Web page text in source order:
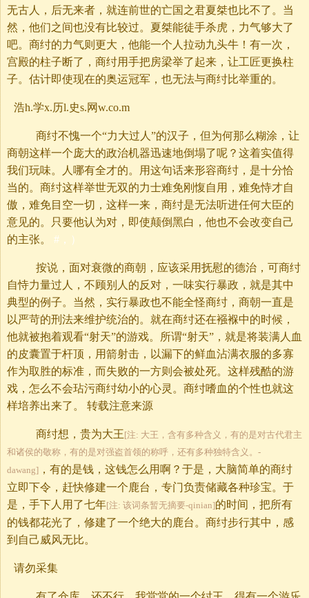
无古人，后无来者，就连前世的亡国之君夏桀也比不了。当
然，他们之间也没有比较过。夏桀能徒手杀虎，力气够大了
吧。商纣的力气则更大，他能一个人拉动九头牛！有一次，
宫殿的柱子断了，商纣用手把房梁举了起来，让工匠更换柱
子。估计即使现在的奥运冠军，也无法与商纣比举重的。
浩h.学x.历l.史s.网w.co.m
商纣不愧一个“力大过人”的汉子，但为何那么糊涂，让
商朝这样一个庞大的政治机器迅速地倒塌了呢？这着实值得
我们玩味。人哪有全才的。用这句话来形容商纣，是十分恰
当的。商纣这样举世无双的力士难免刚愎自用，难免恃才自
傲，难免目空一切，这样一来，商纣是无法听进任何大臣的
意见的。只要他认为对，即使颠倒黑白，他也不会改变自己
的主张。 #，）
按说，面对衰微的商朝，应该采用抚慰的德治，可商纣
自恃力量过人，不顾别人的反对，一味实行暴政，就是其中
典型的例子。当然，实行暴政也不能全怪商纣，商朝一直是
以严苛的刑法来维护统治的。就在商纣还在襁褓中的时候，
他就被抱着观看“射天”的游戏。所谓“射天”，就是将装满人血
的皮囊置于杆顶，用箭射击，以漏下的鲜血沾满衣服的多寡
作为取胜的标准，而失败的一方则会被处死。这样残酷的游
戏，怎么不会玷污商纣幼小的心灵。商纣嗜血的个性也就这
样培养出来了。 转载注意来源
商纣想，贵为大王[注: 大王，含有多种含义，有的是对古代君主
和诸侯的敬称，有的是对强盗首领的称呼，还有多种独特含义。-
dawang] ，有的是钱，这钱怎么用啊？于是，大脑简单的商纣
立即下令，赶快修建一个鹿台，专门负责储藏各种珍宝。于
是，手下人用了七年[注: 该词条暂无摘要-qinian]的时间，把所有
的钱都花光了，修建了一个绝大的鹿台。商纣步行其中，感
到自己威风无比。
请勿采集